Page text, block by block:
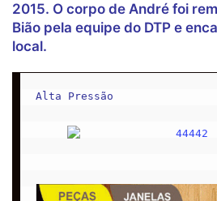
2015. O corpo de André foi
Bião pela equipe do DTP e
local.
Alta Pressão